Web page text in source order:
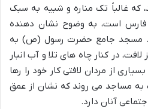
که غالباً تک مناره و شبیه به سبک
است، به وضوح نشان دهنده
مسجد جامع حضرت رسول (ص) به
در کنار چاه های تلا و آب انبار
از مردان لافتی کار خود را رها
به مساجد می روند که نشان از عمق
آنان دارد.